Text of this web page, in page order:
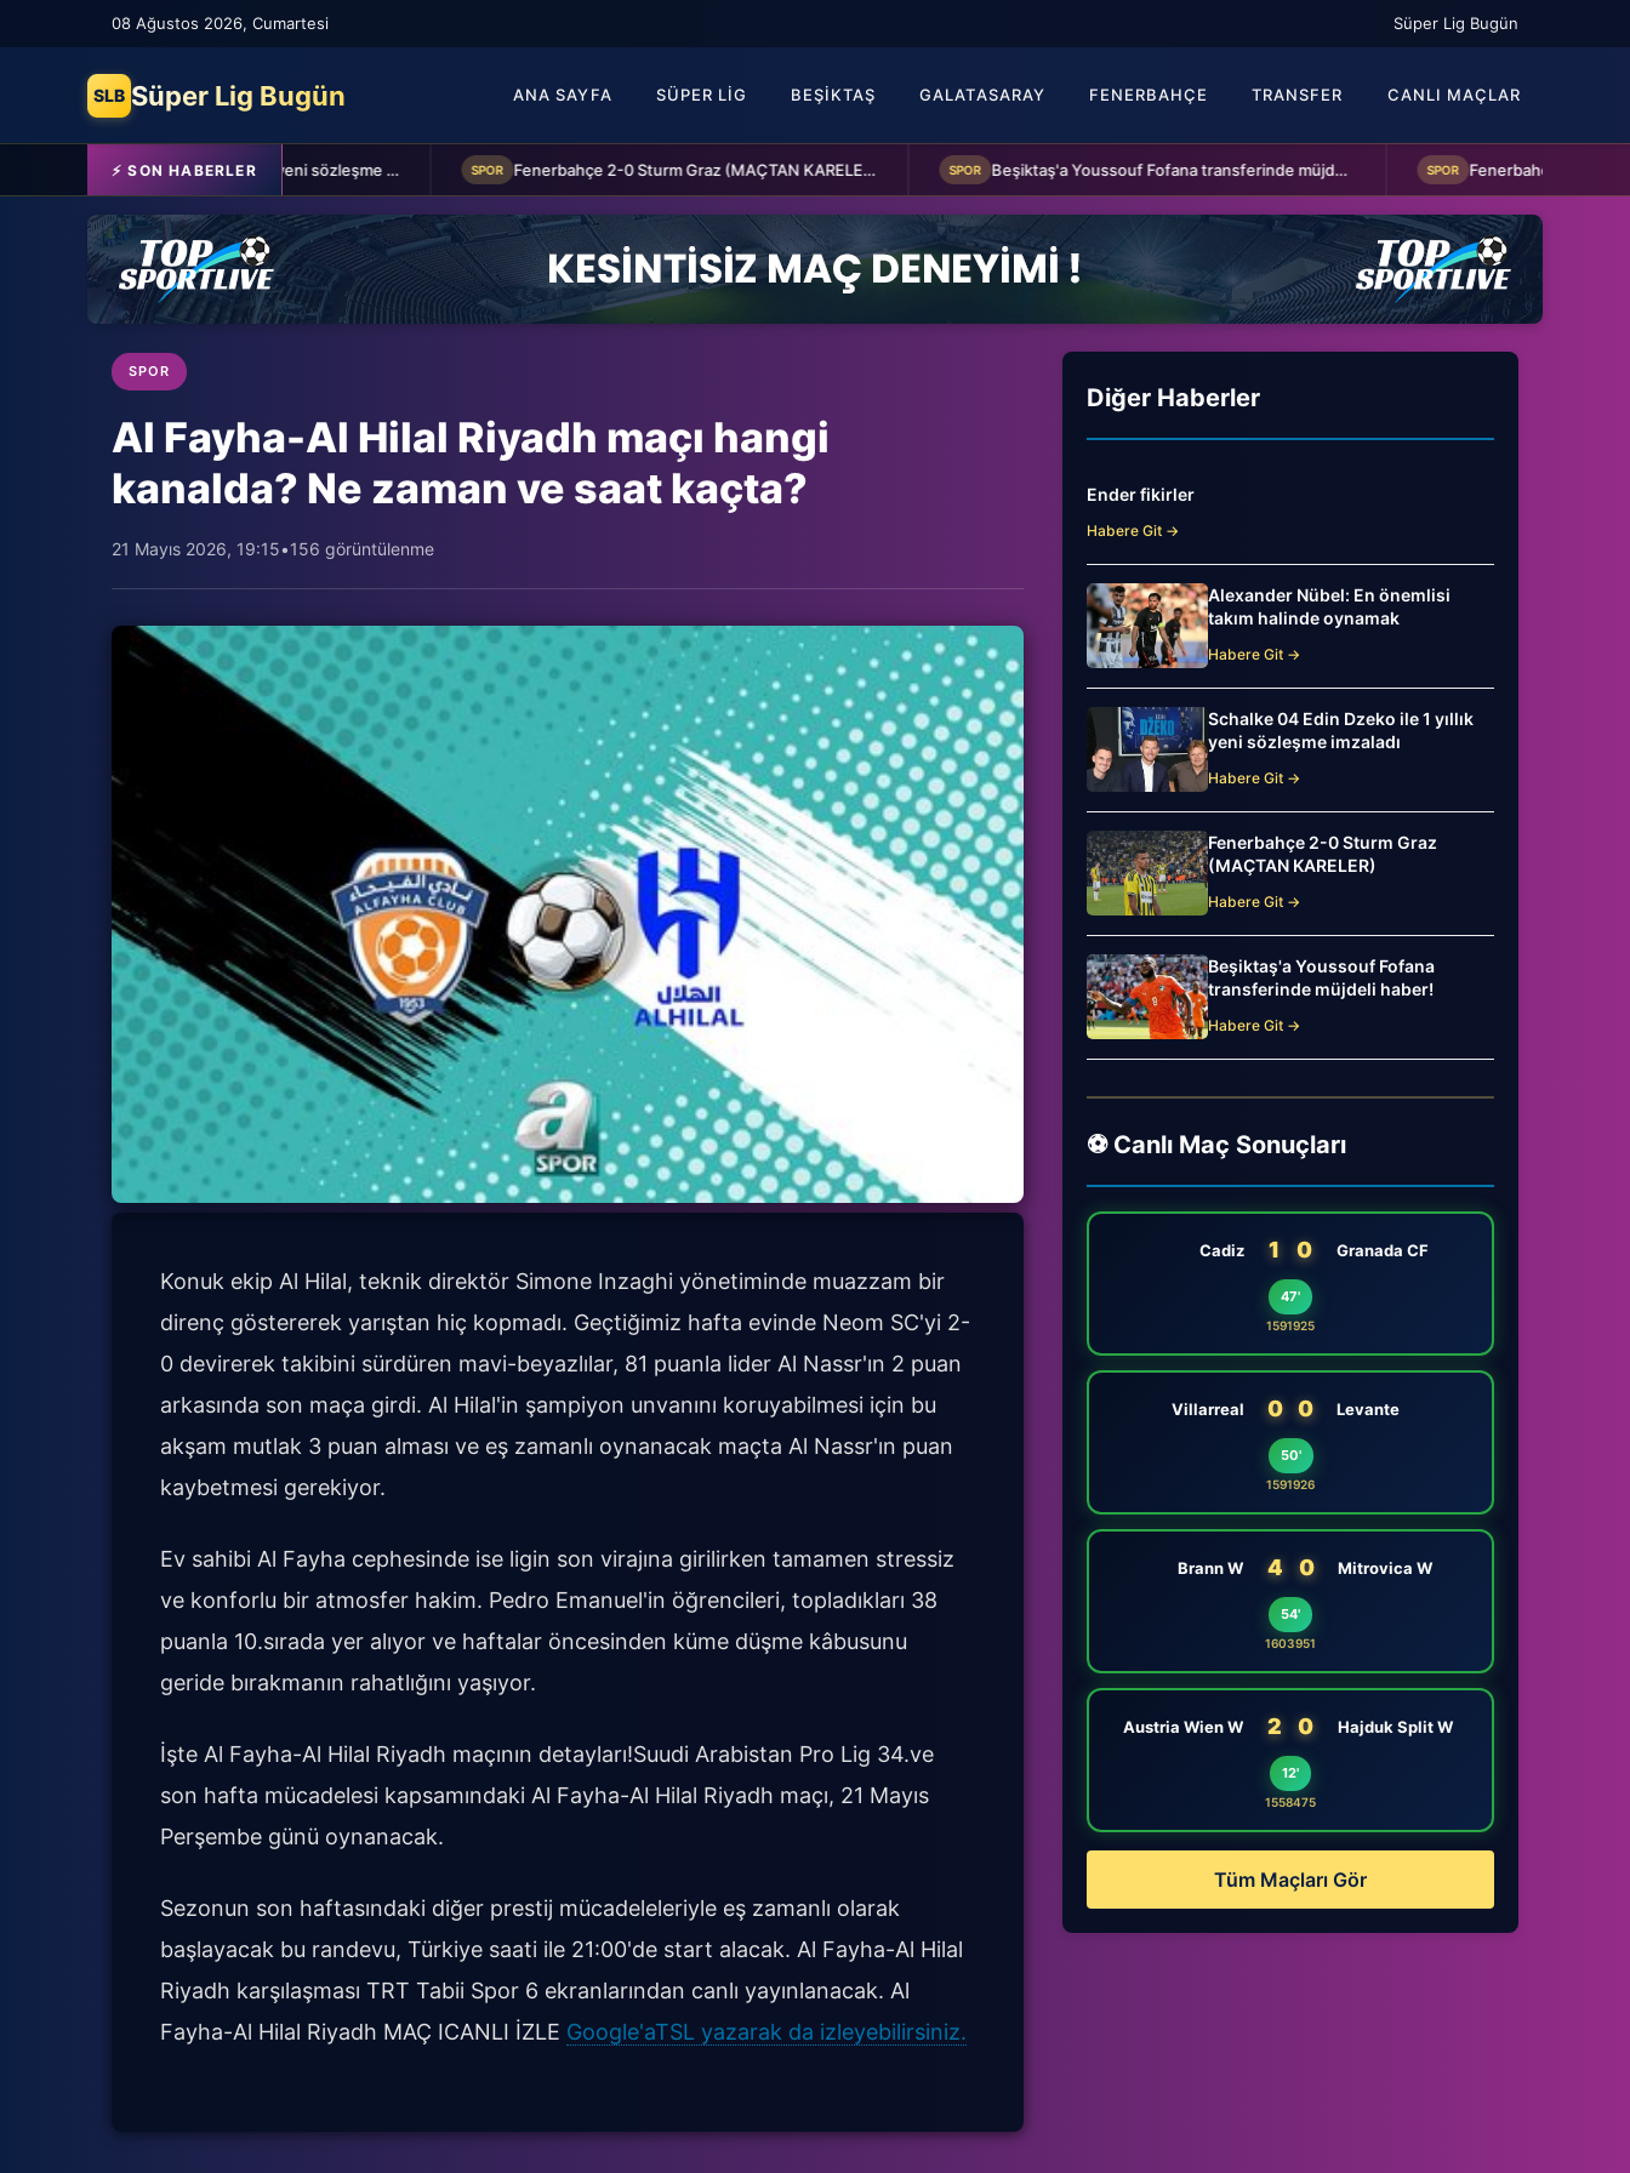
08 Ağustos 2026, Cumartesi Süper Lig Bugün
SLB Süper Lig Bugün ANA SAYFA SÜPER LIG BEŞIKTAŞ GALATASARAY FENERBAHÇE TRANSFER CANLI MAÇLAR
⚡ SON HABERLER Schalke 04 Edin Dzeko ile 1 yıllık yeni sözleşme imzaladı Fenerbahçe 2-0 Sturm Graz (MAÇTAN KARELER) Beşiktaş'a Youssouf Fofana transferinde müjdeli haber!
SPOR
Al Fayha-Al Hilal Riyadh maçı hangi
kanalda? Ne zaman ve saat kaçta?
21 Mayıs 2026, 19:15•156 görüntülenme
Konuk ekip Al Hilal, teknik direktör Simone Inzaghi yönetiminde muazzam bir
direnç göstererek yarıştan hiç kopmadı. Geçtiğimiz hafta evinde Neom SC'yi 2-
0 devirerek takibini sürdüren mavi-beyazlılar, 81 puanla lider Al Nassr'ın 2 puan
arkasında son maça girdi. Al Hilal'in şampiyon unvanını koruyabilmesi için bu
akşam mutlak 3 puan alması ve eş zamanlı oynanacak maçta Al Nassr'ın puan
kaybetmesi gerekiyor.
Ev sahibi Al Fayha cephesinde ise ligin son virajına girilirken tamamen stressiz
ve konforlu bir atmosfer hakim. Pedro Emanuel'in öğrencileri, topladıkları 38
puanla 10.sırada yer alıyor ve haftalar öncesinden küme düşme kâbusunu
geride bırakmanın rahatlığını yaşıyor.
İşte Al Fayha-Al Hilal Riyadh maçının detayları!Suudi Arabistan Pro Lig 34.ve
son hafta mücadelesi kapsamındaki Al Fayha-Al Hilal Riyadh maçı, 21 Mayıs
Perşembe günü oynanacak.
Sezonun son haftasındaki diğer prestij mücadeleleriyle eş zamanlı olarak
başlayacak bu randevu, Türkiye saati ile 21:00'de start alacak. Al Fayha-Al Hilal
Riyadh karşılaşması TRT Tabii Spor 6 ekranlarından canlı yayınlanacak. Al
Fayha-Al Hilal Riyadh MAÇ ICANLI İZLE Google'aTSL yazarak da izleyebilirsiniz.
Diğer Haberler
Ender fikirler
Habere Git →
Alexander Nübel: En önemlisi
takım halinde oynamak
Habere Git →
Schalke 04 Edin Dzeko ile 1 yıllık
yeni sözleşme imzaladı
Habere Git →
Fenerbahçe 2-0 Sturm Graz
(MAÇTAN KARELER)
Habere Git →
Beşiktaş'a Youssouf Fofana
transferinde müjdeli haber!
Habere Git →
⚽ Canlı Maç Sonuçları
Cadiz 1 0 Granada CF
47'
1591925
Villarreal 0 0 Levante
50'
1591926
Brann W 4 0 Mitrovica W
54'
1603951
Austria Wien W 2 0 Hajduk Split W
12'
1558475
Tüm Maçları Gör